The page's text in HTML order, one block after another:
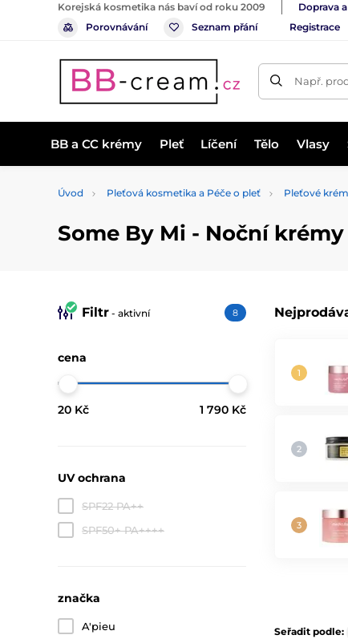
Korejská kosmetika nás baví od roku 2009 Doprava
Porovnávání
Seznam přání Registrace
Např.
BB a CC krémy Pleť Líčení Tělo Vlasy
Úvod Pleťová kosmetika a Péče o pleť Pleťové
Some By Mi - Noční krémy
Filtr - aktivní 8
cena
20 Kč 1 790 Kč
UV ochrana
SPF22 PA++
SPF50+ PA++++
značka
A'pieu
Seřadit podle: